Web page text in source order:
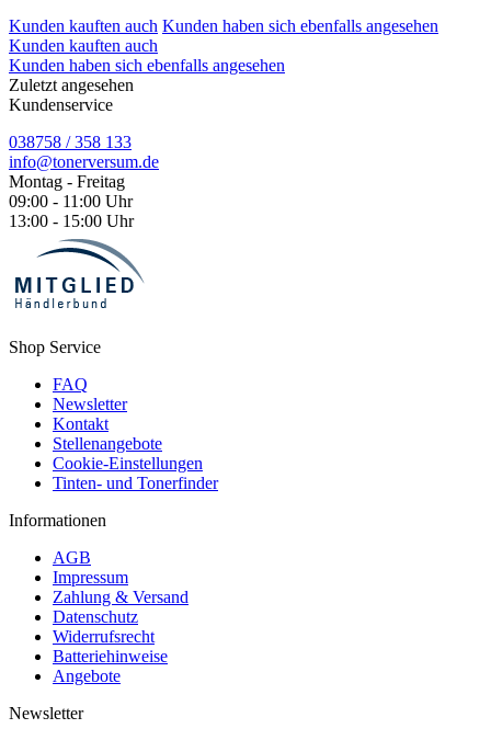
Kunden kauften auch Kunden haben sich ebenfalls angesehen
Kunden kauften auch
Kunden haben sich ebenfalls angesehen
Zuletzt angesehen
Kundenservice
038758 / 358 133
info@tonerversum.de
Montag - Freitag
09:00 - 11:00 Uhr
13:00 - 15:00 Uhr
Shop Service
FAQ
Newsletter
Kontakt
Stellenangebote
Cookie-Einstellungen
Tinten- und Tonerfinder
Informationen
AGB
Impressum
Zahlung & Versand
Datenschutz
Widerrufsrecht
Batteriehinweise
Angebote
Newsletter